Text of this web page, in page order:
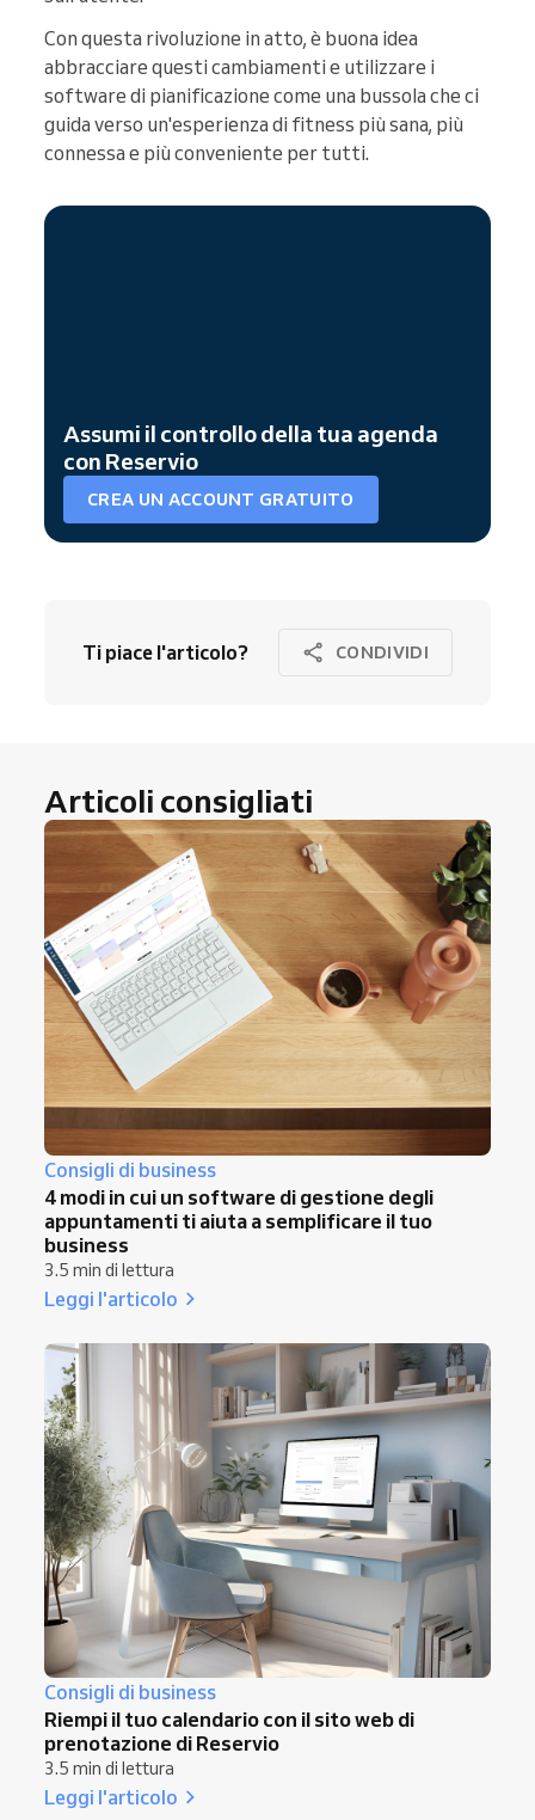
Con questa rivoluzione in atto, è buona idea
abbracciare questi cambiamenti e utilizzare i
software di pianificazione come una bussola che ci
guida verso un'esperienza di fitness più sana, più
connessa e più conveniente per tutti.
Assumi il controllo della tua agenda
con Reservio
CREA UN ACCOUNT GRATUITO
Ti piace l'articolo? CONDIVIDI
Articoli consigliati
Consigli di business
4 modi in cui un software di gestione degli
appuntamenti ti aiuta a semplificare il tuo
business
3.5 min di lettura
Leggi l'articolo
Consigli di business
Riempi il tuo calendario con il sito web di
prenotazione di Reservio
3.5 min di lettura
Leggi l'articolo